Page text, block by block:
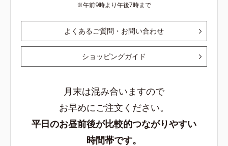
午前9時より午後7時まで
よくあるご質問・お問い合わせ
ショッピングガイド
月末は混み合いますので
お早めにご注文ください。
平日のお昼前後が比較的つながりやすい
時間帯です。